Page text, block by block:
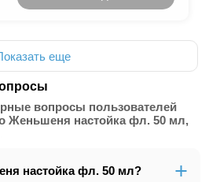
еще
вопросы пользователей
Женьшеня настойка фл. 50 мл,
настойка фл. 50 мл?